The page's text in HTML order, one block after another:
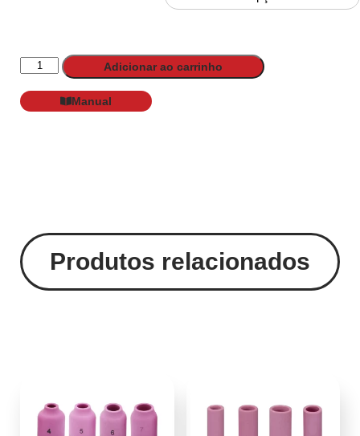
Adicionar ao carrinho
Manual
Produtos relacionados